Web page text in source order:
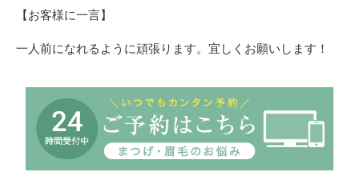
【お客様に一言】
一人前になれるように頑張ります。宜しくお願いします！